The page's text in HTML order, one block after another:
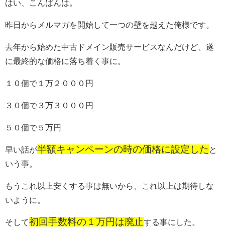
はい、こんばんは。
昨日からメルマガを開始して一つの壁を越えた俺様です。
去年から始めた中古ドメイン販売サービスなんだけど、遂
に最終的な価格に落ち着く事に。
１０個で１万２０００円
３０個で３万３０００円
５０個で５万円
早い話が半額キャンペーンの時の価格に設定した と
いう事。
もうこれ以上安くする事は無いから、これ以上は期待しな
いように。
そして初回手数料の１万円は廃止する事にした。